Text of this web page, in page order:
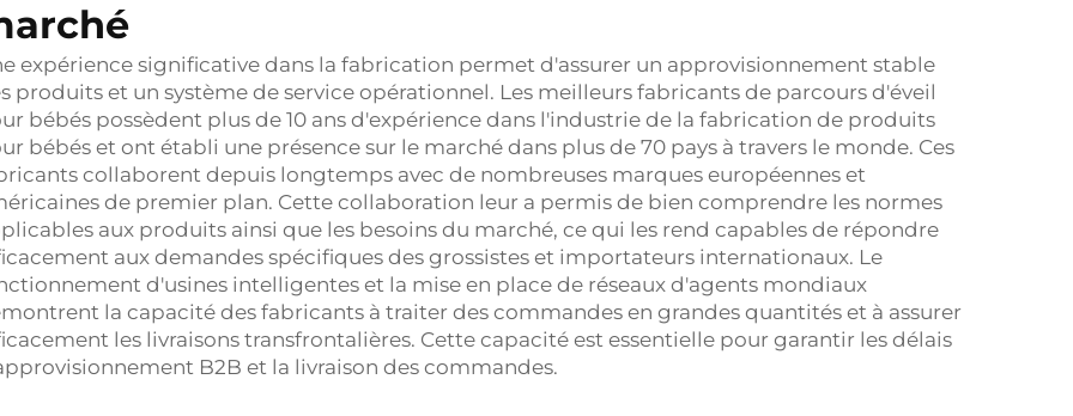
expérience significative dans la fabrication permet d'assurer un approvisionnement stable
produits et un système de service opérationnel. Les meilleurs fabricants de parcours d'éveil
bébés possèdent plus de 10 ans d'expérience dans l'industrie de la fabrication de produits
bébés et ont établi une présence sur le marché dans plus de 70 pays à travers le monde. Ces
collaborent depuis longtemps avec de nombreuses marques européennes et
de premier plan. Cette collaboration leur a permis de bien comprendre les normes
aux produits ainsi que les besoins du marché, ce qui les rend capables de répondre
aux demandes spécifiques des grossistes et importateurs internationaux. Le
d'usines intelligentes et la mise en place de réseaux d'agents mondiaux
la capacité des fabricants à traiter des commandes en grandes quantités et à assurer
les livraisons transfrontalières. Cette capacité est essentielle pour garantir les délais
B2B et la livraison des commandes.